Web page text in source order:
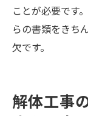
ことが必要です
らの書類をきち
欠です。
解体工事